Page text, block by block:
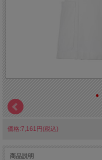
価格:7,161円(税込)
商品説明